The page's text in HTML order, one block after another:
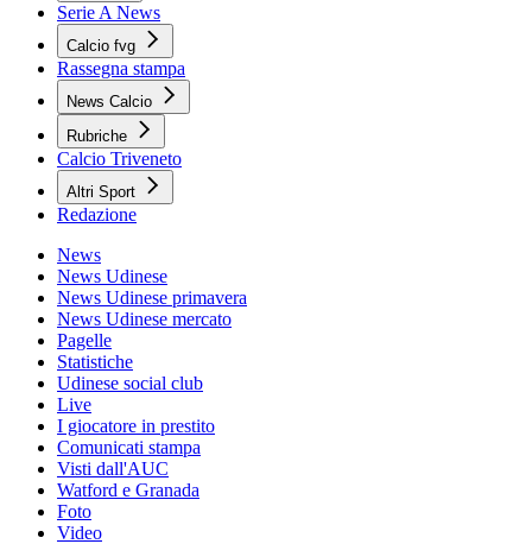
Serie A News
Calcio fvg
Rassegna stampa
News Calcio
Rubriche
Calcio Triveneto
Altri Sport
Redazione
News
News Udinese
News Udinese primavera
News Udinese mercato
Pagelle
Statistiche
Udinese social club
Live
I giocatore in prestito
Comunicati stampa
Visti dall'AUC
Watford e Granada
Foto
Video